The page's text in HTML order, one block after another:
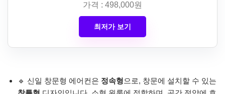
가격 : 498,000원
최저가 보기
🔹 신일 창문형 에어컨은 정속형으로, 창문에 설치할 수 있는